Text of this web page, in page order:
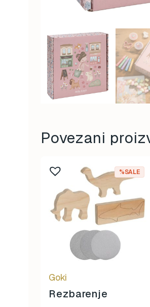
Povezani
%SALE
Goki
Rezbarenje